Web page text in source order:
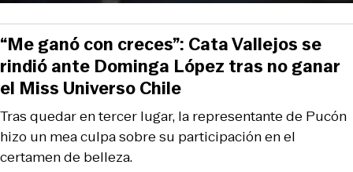
Tras quedar en tercer lugar, la representante de Pucón
hizo un mea culpa sobre su participación en el
certamen de belleza.
“Me ganó con creces”: Cata Vallejos se
rindió ante Dominga López tras no ganar
el Miss Universo Chile